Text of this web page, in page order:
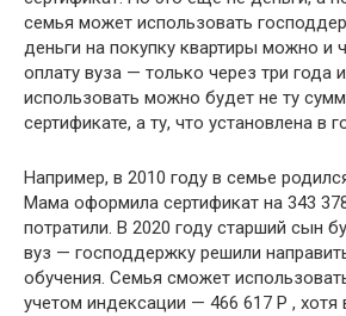
семья может использовать
деньги на покупку квартиры можно и
оплату вуза — только через три года
использовать можно будет не ту
сертификате, а ту, что установлена в
Например, в 2010 году в семье
Мама оформила сертификат на 343
потратили. В 2020 году старший сын
вуз — господдержку решили
обучения. Семья сможет
учетом индексации — 466 617 Р , хотя